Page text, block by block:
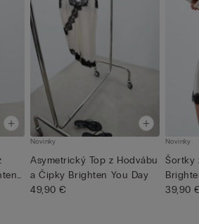
Novinky
Asymetrický Top z Hodvábu
a Čipky Brighten You Day
49,90 €
Novinky
Šortky
39,90